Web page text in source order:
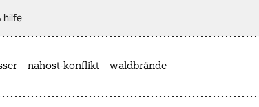
hilfe
nahost-konflikt waldbrände